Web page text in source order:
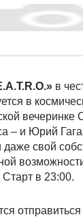
в
в
вечеринке
– и Юрий
свой
в 23:00.
отправиться